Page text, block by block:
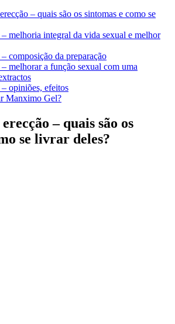
– quais são os sintomas e como se
melhoria integral da vida sexual e melhor
composição da preparação
melhorar a função sexual com uma
opiniões, efeitos
Manximo Gel?
– quais são os
se livrar deles?